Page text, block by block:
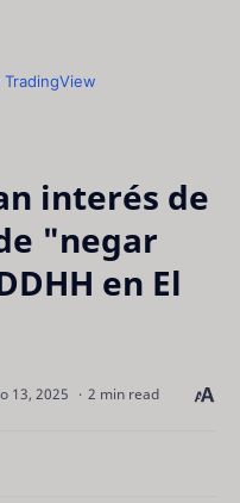
interés de
"negar
en El
2 min read